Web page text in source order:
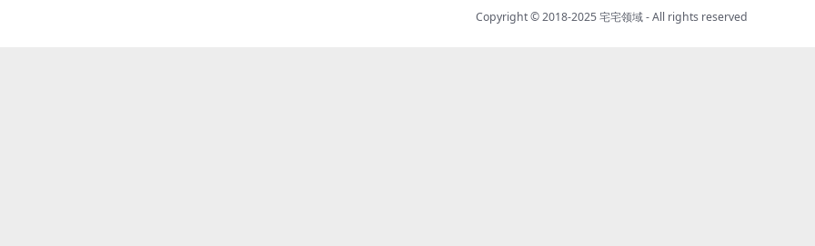
Copyright © 2018-2025宅宅领域- All rights reserved